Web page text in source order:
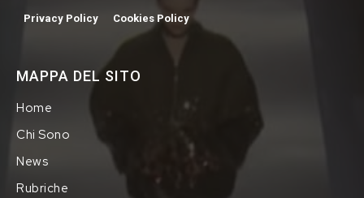
Privacy Policy Cookies Policy
MAPPA DEL SITO
Home
Chi Sono
News
Rubriche